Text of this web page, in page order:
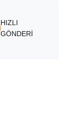
HIZLI
GÖNDERİ